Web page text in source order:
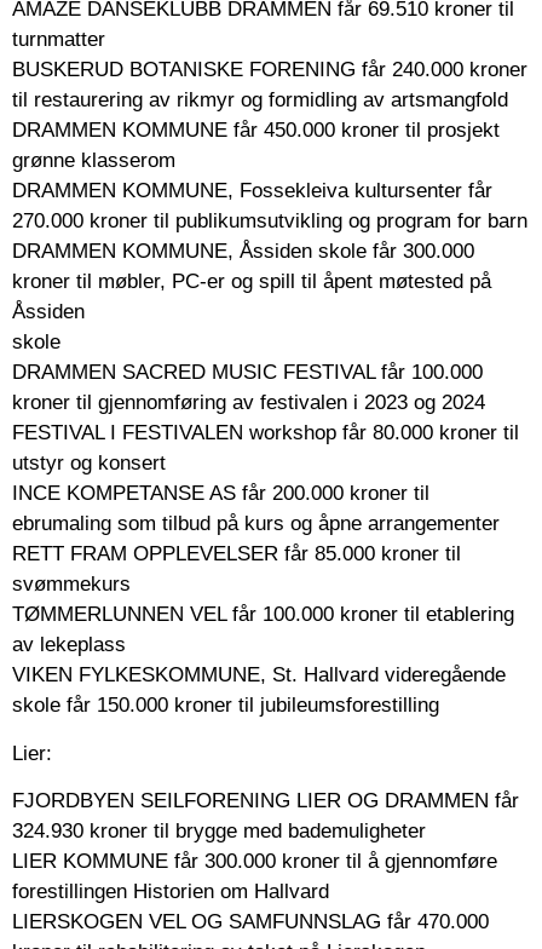
AMAZE DANSEKLUBB DRAMMEN får 69.510 kroner til
turnmatter
BUSKERUD BOTANISKE FORENING får 240.000 kroner
til restaurering av rikmyr og formidling av artsmangfold
DRAMMEN KOMMUNE får 450.000 kroner til prosjekt
grønne klasserom
DRAMMEN KOMMUNE, Fossekleiva kultursenter får
270.000 kroner til publikumsutvikling og program for barn
DRAMMEN KOMMUNE, Åssiden skole får 300.000
kroner til møbler, PC-er og spill til åpent møtested på
Åssiden
skole
DRAMMEN SACRED MUSIC FESTIVAL får 100.000
kroner til gjennomføring av festivalen i 2023 og 2024
FESTIVAL I FESTIVALEN workshop får 80.000 kroner til
utstyr og konsert
INCE KOMPETANSE AS får 200.000 kroner til
ebrumaling som tilbud på kurs og åpne arrangementer
RETT FRAM OPPLEVELSER får 85.000 kroner til
svømmekurs
TØMMERLUNNEN VEL får 100.000 kroner til etablering
av lekeplass
VIKEN FYLKESKOMMUNE, St. Hallvard videregående
skole får 150.000 kroner til jubileumsforestilling
Lier:
FJORDBYEN SEILFORENING LIER OG DRAMMEN får
324.930 kroner til brygge med bademuligheter
LIER KOMMUNE får 300.000 kroner til å gjennomføre
forestillingen Historien om Hallvard
LIERSKOGEN VEL OG SAMFUNNSLAG får 470.000